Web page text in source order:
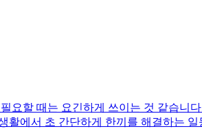
요할 때는 요긴하게 쓰이는 것 같습
활에서 초 간단하게 한끼를 해결하는 일